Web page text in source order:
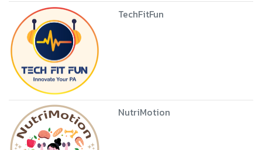
TechFitFun
NutriMotion